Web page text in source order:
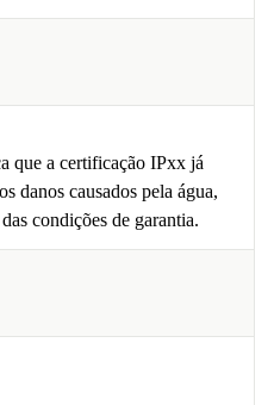
que a certificação IPxx já
danos causados pela água,
condições de garantia.